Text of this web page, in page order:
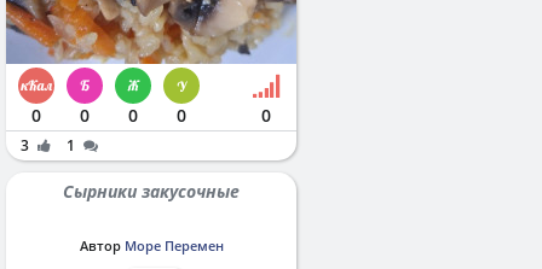
0 0 0 0 0
3 1
Сырники закусочные
Автор Море Перемен